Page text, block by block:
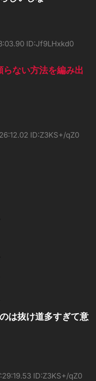
ID:Jf9LHxkd0
ない方法を編み出
ID:Z3KS+/qZ0
は抜け道多すぎて意
ID:Z3KS+/qZ0